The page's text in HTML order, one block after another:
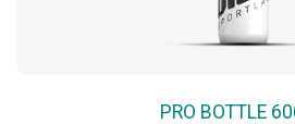
PRO BOTTLE